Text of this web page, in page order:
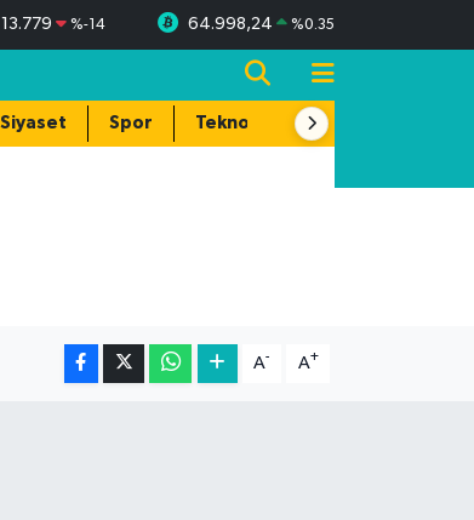
13.779 %-14 64.998,24 %0.35
Siyaset Spor Teknoloji
A- A+